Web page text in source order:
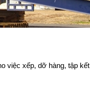
việc xếp, dỡ hàng, tập kết